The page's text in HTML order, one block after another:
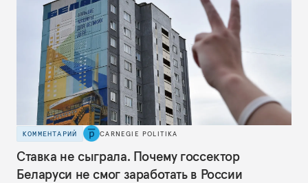
политического блока, обеспечивающего
электоральные результаты.
КОММЕНТАРИЙ CARNEGIE POLITIKA
Ставка не сыграла. Почему госсектор
Беларуси не смог заработать в России